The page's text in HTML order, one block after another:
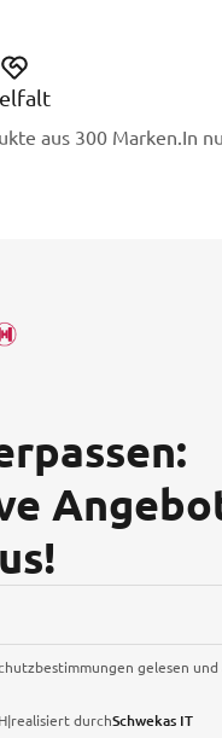
aus 300 Marken.In
gelesen
|realisiert durchSchwekas IT